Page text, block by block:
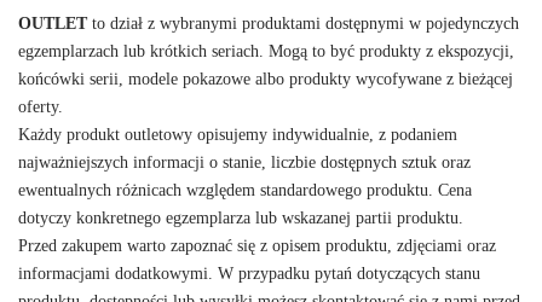
OUTLETto dział z wybranymi produktami dostępnymi w pojedynczych
egzemplarzach lub krótkich seriach. Mogą to być produkty z ekspozycji,
końcówki serii, modele pokazowe albo produkty wycofywane z bieżącej
oferty.
Każdy produkt outletowy opisujemy indywidualnie, z podaniem
najważniejszych informacji o stanie, liczbie dostępnych sztuk oraz
ewentualnych różnicach względem standardowego produktu. Cena
dotyczy konkretnego egzemplarza lub wskazanej partii produktu.
Przed zakupem warto zapoznać się z opisem produktu, zdjęciami oraz
informacjami dodatkowymi. W przypadku pytań dotyczących stanu